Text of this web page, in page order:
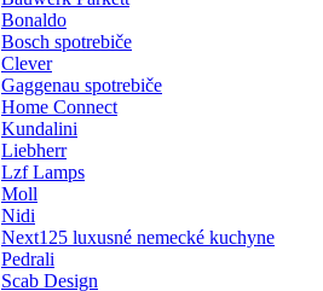
Bonaldo
Bosch spotrebiče
Clever
Gaggenau spotrebiče
Home Connect
Kundalini
Liebherr
Lzf Lamps
Moll
Nidi
Next125 luxusné nemecké kuchyne
Pedrali
Scab Design